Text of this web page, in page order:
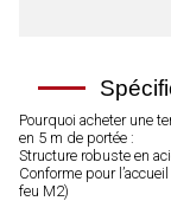
Pourquoi acheter une
en 5 m de portée :
Structure robuste en
Conforme pour
feu M2)